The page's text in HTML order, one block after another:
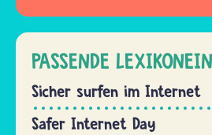
PASSENDE
Sicher surfen im Internet
Safer Internet Day